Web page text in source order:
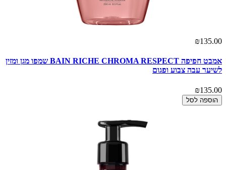
₪135.00
אמבט חפיפה BAIN RICHE CHROMA RESPECT שמפו מגן ומזין
לשיער עבה צבוע ופגום
₪135.00
הוספה לסל